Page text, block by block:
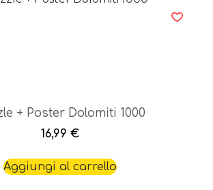
+ Poster Dolomiti 1000
16,99 €
Aggiungi al carrello